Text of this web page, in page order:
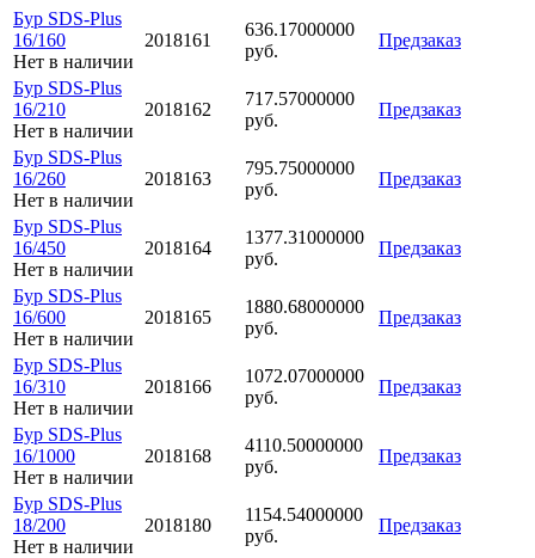
Бур SDS-Plus
16/160
Нет в наличии
2018161
636.17000000
руб.
Предзаказ
Бур SDS-Plus
16/210
Нет в наличии
2018162
717.57000000
руб.
Предзаказ
Бур SDS-Plus
16/260
Нет в наличии
2018163
795.75000000
руб.
Предзаказ
Бур SDS-Plus
16/450
Нет в наличии
2018164
1377.31000000
руб.
Предзаказ
Бур SDS-Plus
16/600
Нет в наличии
2018165
1880.68000000
руб.
Предзаказ
Бур SDS-Plus
16/310
Нет в наличии
2018166
1072.07000000
руб.
Предзаказ
Бур SDS-Plus
16/1000
Нет в наличии
2018168
4110.50000000
руб.
Предзаказ
Бур SDS-Plus
18/200
Нет в наличии
2018180
1154.54000000
руб.
Предзаказ